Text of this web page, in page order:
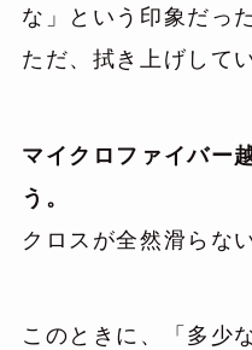
な」という印象だった
ただ、拭き上げして
マイクロファイバー
う。
クロスが全然滑らな
このときに、「多少